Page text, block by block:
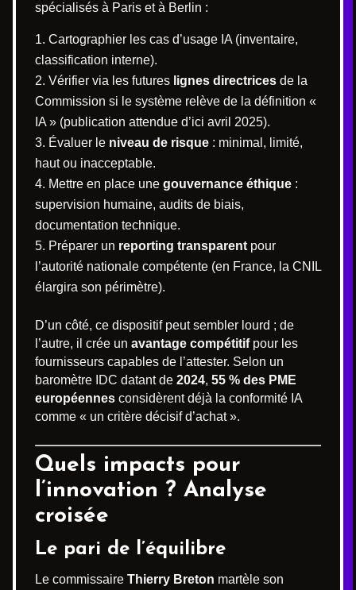
spécialisés à Paris et à Berlin :
Cartographier les cas d’usage IA (inventaire,
classification interne).
Vérifier via les futures lignes directrices de la
Commission si le système relève de la définition «
IA » (publication attendue d’ici avril 2025).
Évaluer le niveau de risque : minimal, limité,
haut ou inacceptable.
Mettre en place une gouvernance éthique :
supervision humaine, audits de biais,
documentation technique.
Préparer un reporting transparent pour
l’autorité nationale compétente (en France, la CNIL
élargira son périmètre).
D’un côté, ce dispositif peut sembler lourd ; de
l’autre, il crée un avantage compétitifpour les
fournisseurs capables de l’attester. Selon un
baromètre IDC datant de 2024, 55 % des PME
européennes considèrent déjà la conformité IA
comme « un critère décisif d’achat ».
Quels impacts pour
l’innovation ? Analyse
croisée
Le pari de l’équilibre
Le commissaire Thierry Breton martèle son